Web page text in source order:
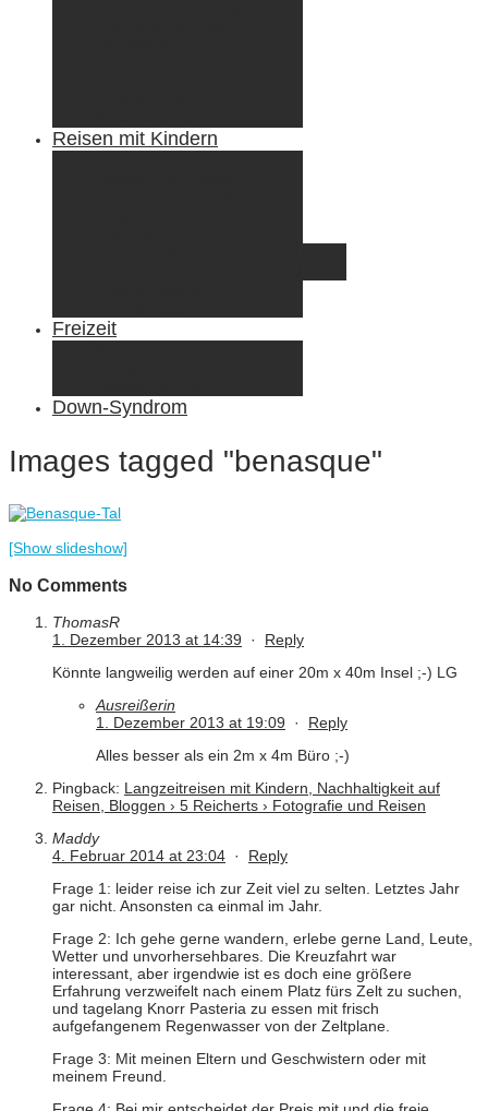
Reisen mit Kindern
Freizeit
Down-Syndrom
Images tagged "benasque"
[Show slideshow]
No Comments
ThomasR
1. Dezember 2013 at 14:39 · Reply
Könnte langweilig werden auf einer 20m x 40m Insel ;-) LG
Ausreißerin
1. Dezember 2013 at 19:09 · Reply
Alles besser als ein 2m x 4m Büro ;-)
Pingback: Langzeitreisen mit Kindern, Nachhaltigkeit auf
Reisen, Bloggen › 5 Reicherts › Fotografie und Reisen
Maddy
4. Februar 2014 at 23:04 · Reply
Frage 1: leider reise ich zur Zeit viel zu selten. Letztes Jahr
gar nicht. Ansonsten ca einmal im Jahr.
Frage 2: Ich gehe gerne wandern, erlebe gerne Land, Leute,
Wetter und unvorhersehbares. Die Kreuzfahrt war
interessant, aber irgendwie ist es doch eine größere
Erfahrung verzweifelt nach einem Platz fürs Zelt zu suchen,
und tagelang Knorr Pasteria zu essen mit frisch
aufgefangenem Regenwasser von der Zeltplane.
Frage 3: Mit meinen Eltern und Geschwistern oder mit
meinem Freund.